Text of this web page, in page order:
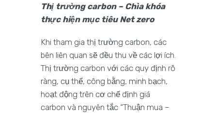
Thị trường carbon – Chìa khóa
thực hiện mục tiêu Net zero
Khi tham gia thị trường carbon, các
bên liên quan sẽ đều thu về các lợi ích.
Thị trường carbon với các quy định rõ
ràng, cụ thể, công bằng, minh bạch,
hoạt động trên cơ chế định giá
carbon và nguyên tắc “Thuận mua –